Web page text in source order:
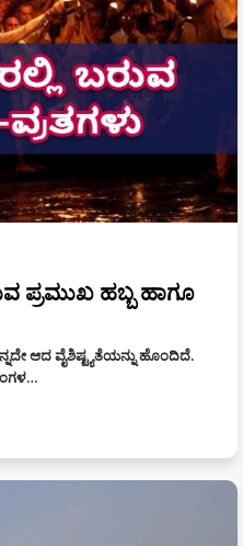
ಪ್ರಮುಖ ಹಬ್ಬ ಹಾಗೂ
ಆದ ವೈಶಿಷ್ಟ್ಯತೆಯನ್ನು ಹೊಂದಿದೆ.